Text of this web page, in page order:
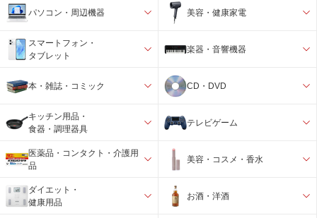
パソコン・周辺機器 美容・健康家電
スマートフォン・
タブレット
楽器・音響機器
本・雑誌・コミック CD・DVD
キッチン用品・
食器・調理器具
テレビゲーム
医薬品・コンタクト・介護用
品
美容・コスメ・香水
ダイエット・
健康用品
お酒・洋酒